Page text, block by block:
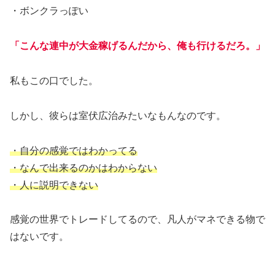
・ボンクラっぽい
「こんな連中が大金稼げるんだから、俺も行けるだろ。」
私もこの口でした。
しかし、彼らは室伏広治みたいなもんなのです。
・自分の感覚ではわかってる
・なんで出来るのかはわからない
・人に説明できない
感覚の世界でトレードしてるので、凡人がマネできる物で
はないです。